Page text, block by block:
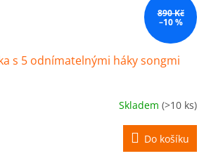
890 Kč
–10 %
s 5 odnímatelnými háky songmi
Skladem (>10 ks)
Do košíku